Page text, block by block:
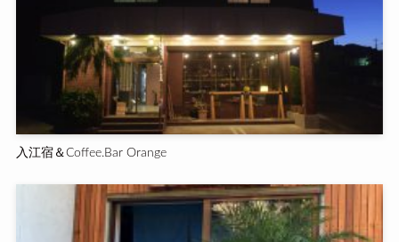
入江宿＆Coffee.Bar Orange